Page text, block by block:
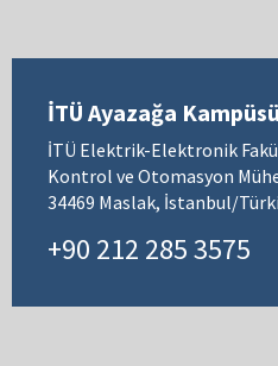
İTÜ Ayazağa Kampüsü
İTÜ Elektrik-Elektronik
Kontrol ve Otomasyon
34469 Maslak, İstanbul/
+90 212 285 3575